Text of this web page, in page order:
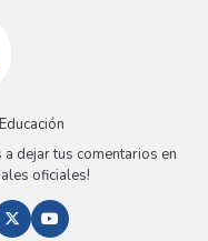
a dejar tus comentarios en
oficiales!